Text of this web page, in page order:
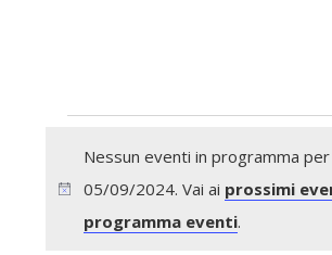
for
05/09/2024
Nessun eventi in programma per
05/09/2024. Vai ai prossimi
programma eventi.